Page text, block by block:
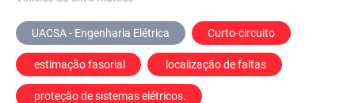
UACSA - Engenharia Elétrica Curto-circuito
estimação fasorial localização de faltas
proteção de sistemas elétricos.